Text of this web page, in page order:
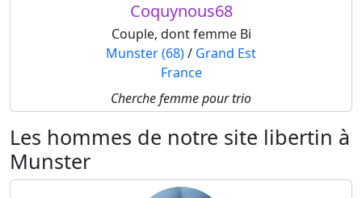
Coquynous68
Couple, dont femme Bi
Munster (68)/ Grand Est
France
Cherche femme pour trio
Les hommes de notre site libertin à
Munster